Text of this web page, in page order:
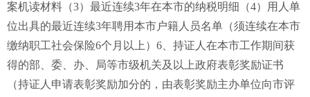
案机读材料（3）最近连续3年在本市的纳税明细（4）用人单
位出具的最近连续3年聘用本市户籍人员名单（须连续在本市
缴纳职工社会保险6个月以上）6、持证人在本市工作期间获
得的部、委、办、局等市级机关及以上政府表彰奖励证书
（持证人申请表彰奖励加分的，由表彰奖励主办单位向市评